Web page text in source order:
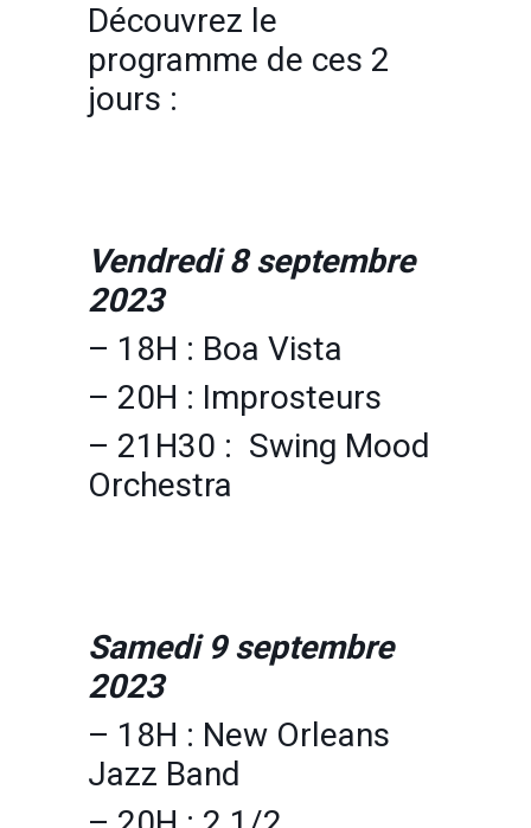
Découvrez le
programme de ces 2
jours :
Vendredi 8 septembre
2023
– 18H : Boa Vista
– 20H : Improsteurs
– 21H30 : Swing Mood
Orchestra
Samedi 9 septembre
2023
– 18H : New Orleans
Jazz Band